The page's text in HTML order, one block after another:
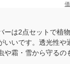
ーは2点セットで植
いいです。透光性や
や霜・雪から守るの